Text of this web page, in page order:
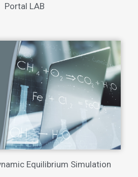
Portal LAB
Equilibrium Simulation